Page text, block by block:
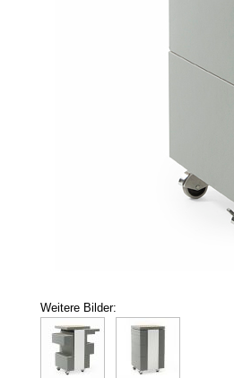
Weitere Bilder: